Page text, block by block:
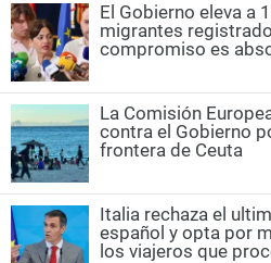
El Gobierno eleva a
migrantes
compromiso es
La Comisión
contra el Gobierno
frontera de Ceuta
Italia rechaza el
español y opta por
los viajeros que